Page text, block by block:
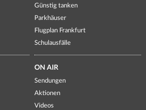
Günstig tanken
Parkhäuser
Flugplan Frankfurt
Schulausfälle
ON AIR
Sendungen
Aktionen
Videos